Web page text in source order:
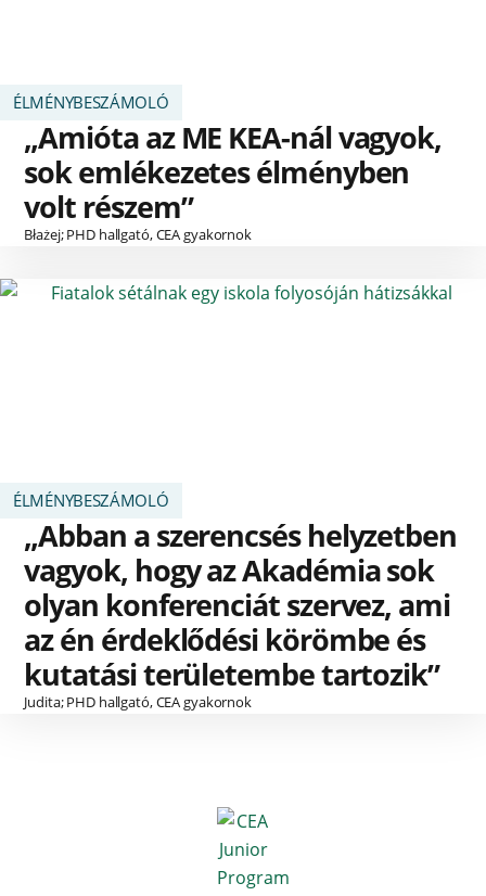
ÉLMÉNYBESZÁMOLÓ
„Amióta az ME KEA-nál vagyok,
sok emlékezetes élményben
volt részem”
Błażej; PHD hallgató, CEA gyakornok
ÉLMÉNYBESZÁMOLÓ
„Abban a szerencsés helyzetben
vagyok, hogy az Akadémia sok
olyan konferenciát szervez, ami
az én érdeklődési körömbe és
kutatási területembe tartozik”
Judita; PHD hallgató, CEA gyakornok